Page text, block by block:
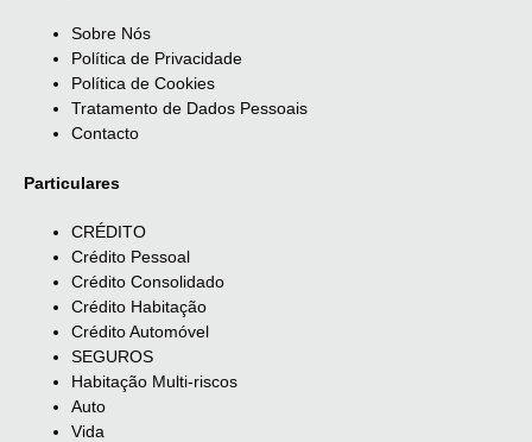
Sobre Nós
Política de Privacidade
Política de Cookies
Tratamento de Dados Pessoais
Contacto
Particulares
CRÉDITO
Crédito Pessoal
Crédito Consolidado
Crédito Habitação
Crédito Automóvel
SEGUROS
Habitação Multi-riscos
Auto
Vida